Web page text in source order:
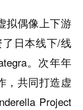
拟偶像上下游
日本线下/线
。次年年
，共同打造虚
Project